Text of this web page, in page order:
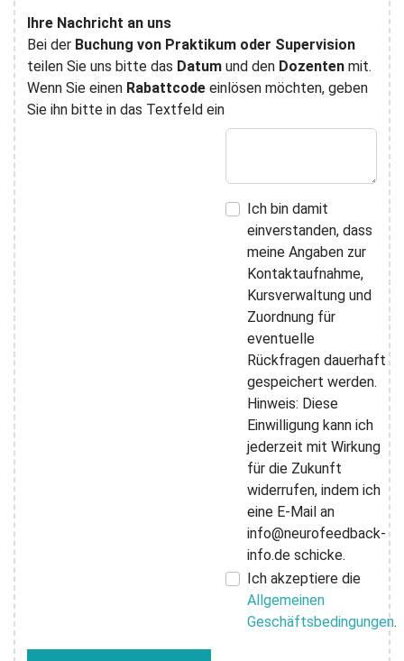
Ihre Nachricht an uns
Bei der Buchung von Praktikum oder Supervision
teilen Sie uns bitte das Datum und den Dozentenmit.
Wenn Sie einen Rabattcodeeinlösen möchten, geben
Sie ihn bitte in das Textfeld ein
Ich bin damit
einverstanden, dass
meine Angaben zur
Kontaktaufnahme,
Kursverwaltung und
Zuordnung für
eventuelle
Rückfragen dauerhaft
gespeichert werden.
Hinweis: Diese
Einwilligung kann ich
jederzeit mit Wirkung
für die Zukunft
widerrufen, indem ich
eine E-Mail an
info@neurofeedback-
info.de schicke.
Ich akzeptiere die
Allgemeinen
Geschäftsbedingungen.